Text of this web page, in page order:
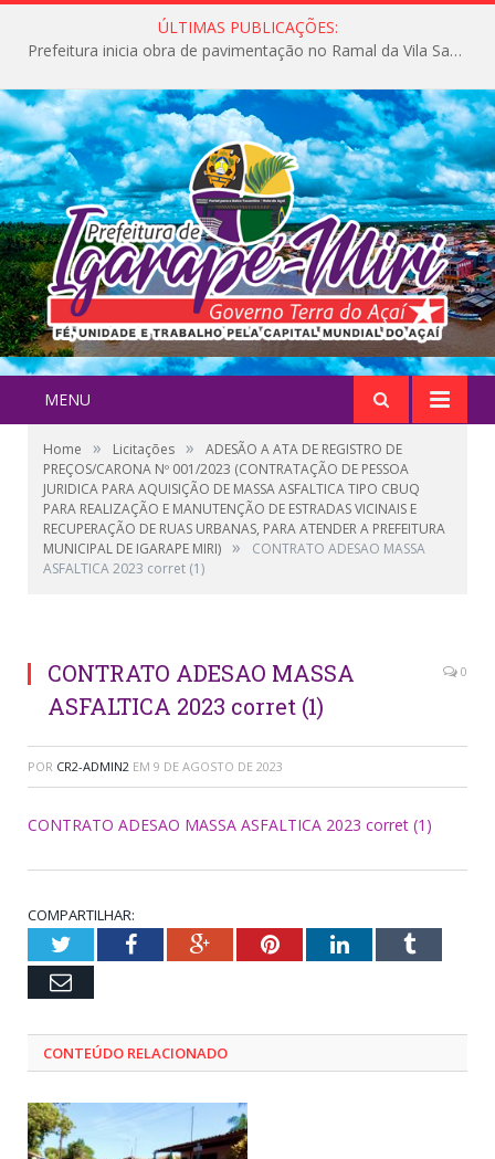
ÚLTIMAS PUBLICAÇÕES:
Prefeitura inicia obra de pavimentação no Ramal da Vila Santa Maria do Icatu
MENU
Home » Licitações »
ADESÃO A ATA DE REGISTRO DE
PREÇOS/CARONA Nº 001/2023 (CONTRATAÇÃO DE PESSOA
JURIDICA PARA AQUISIÇÃO DE MASSA ASFALTICA TIPO CBUQ
PARA REALIZAÇÃO E MANUTENÇÃO DE ESTRADAS VICINAIS E
RECUPERAÇÃO DE RUAS URBANAS, PARA ATENDER A PREFEITURA
MUNICIPAL DE IGARAPE MIRI) »
CONTRATO ADESAO MASSA
ASFALTICA 2023 corret (1)
CONTRATO ADESAO MASSA
ASFALTICA 2023 corret (1)
0
POR CR2-ADMIN2 EM 9 DE AGOSTO DE 2023
CONTRATO ADESAO MASSA ASFALTICA 2023 corret (1)
COMPARTILHAR:
TwitterFacebookGoogle+PinterestLinkedInTumblr
Email
CONTEÚDO RELACIONADO